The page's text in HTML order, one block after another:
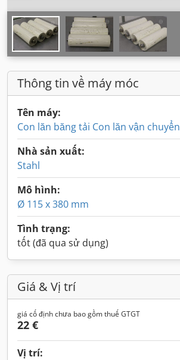
Thông tin về máy móc
Tên máy:
Con lăn băng tải Con lăn vận chuyển
Nhà sản xuất:
Stahl
Mô hình:
Ø 115 x 380 mm
Tình trạng:
tốt (đã qua sử dụng)
Giá & Vị trí
giá cố định chưa bao gồm thuế GTGT
22 €
Vị trí: